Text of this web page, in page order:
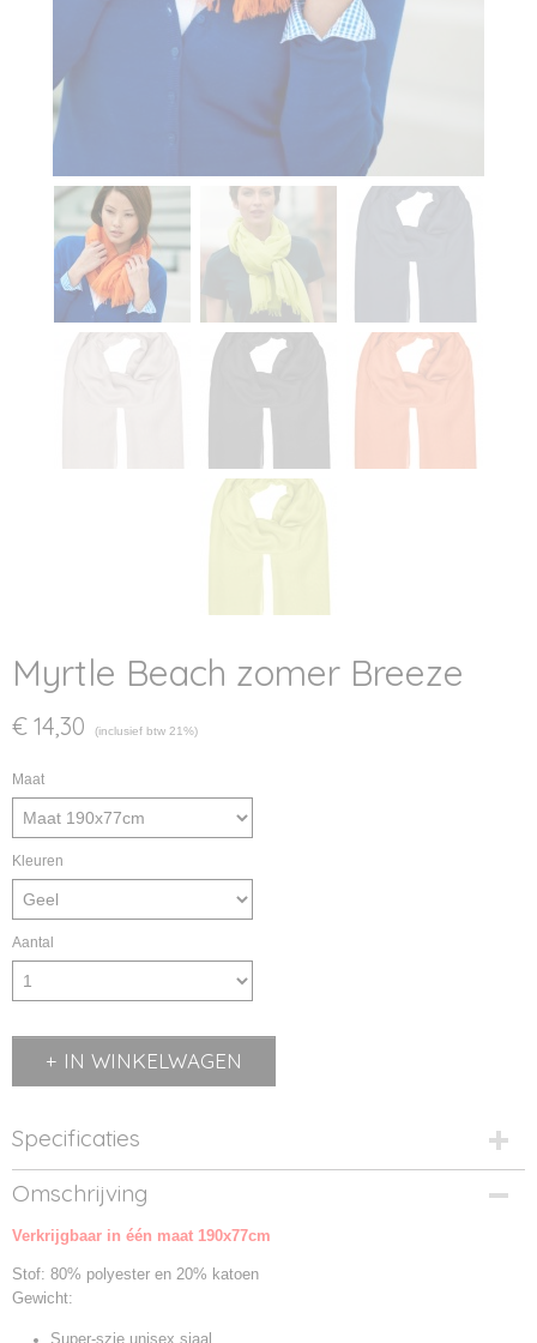
Myrtle Beach zomer Breeze
€ 14,30 (inclusief btw 21%)
Maat
Kleuren
Aantal
IN WINKELWAGEN
Specificaties
Productcode
MB6569-01
Productcode leverancier
Omschrijving
Verkrijgbaar in één maat 190x77cm
Stof: 80% polyester en 20% katoen
Gewicht:
Super-szie unisex sjaal